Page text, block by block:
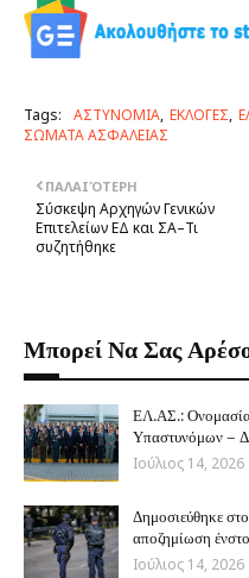
Tags: ΑΣΤΥΝΟΜΙΑ ΕΚΛΟΓΕΣ
ΣΩΜΑΤΑ ΑΣΦΑΛΕΙΑΣ
ΠΑΛΑΙΌΤΕΡΗ
Σύσκεψη Αρχηγών Γενικών
Επιτελείων ΕΔ και ΣΑ–Τι
συζητήθηκε
Μπορεί Να Σας
ΕΛ.ΑΣ.:
Υπαστυνόμων –
Ιούλιος 14, 2026
Δημοσιεύθηκε
αποζημίωση
Ιούλιος 14, 2026